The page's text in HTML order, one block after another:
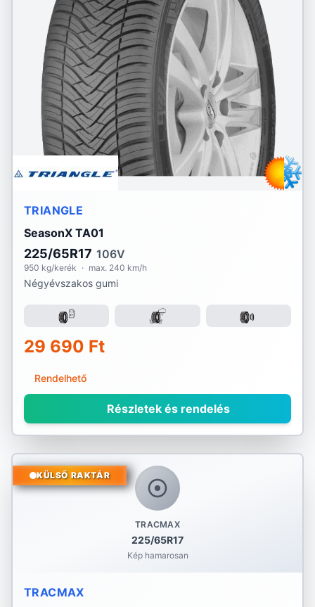
TRIANGLE
SeasonX TA01
225/65R17 106V
950 kg/kerék · max. 240 km/h
Négyévszakos gumi
29 690 Ft
Rendelhető
Részletek és rendelés
TRACMAX
225/65R17
Kép hamarosan
KÜLSŐ RAKTÁR
TRACMAX